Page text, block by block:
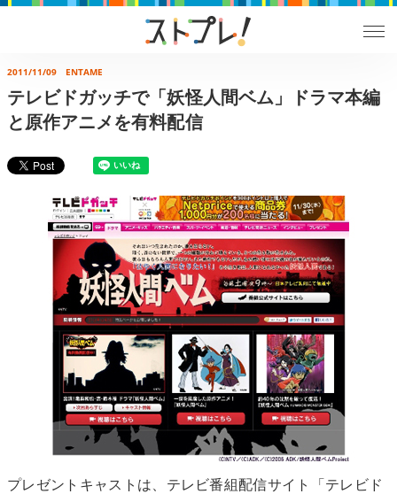
2011/11/09 ENTAME
テレビドガッチで「妖怪人間ベム」ドラマ本編
と原作アニメを有料配信
プレゼントキャストは、テレビ番組配信サイト「テレビド